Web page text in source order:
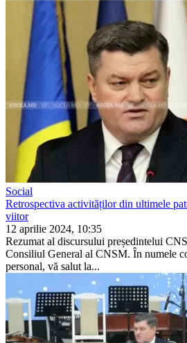
Social
Retrospectiva activităților din ultimele
viitor
12 aprilie 2024, 10:35
Rezumat al discursului președintelui
Consiliul General al CNSM. În numele
personal, vă salut la...